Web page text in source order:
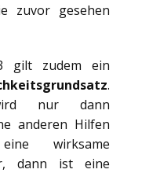
zuvor gesehen
gilt zudem ein
.
nur dann
anderen Hilfen
wirksame
dann ist eine